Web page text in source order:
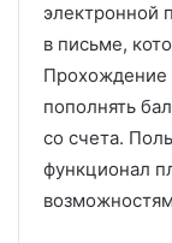
электронной
в письме,
Прохождение
пополнять
со счета.
функционал